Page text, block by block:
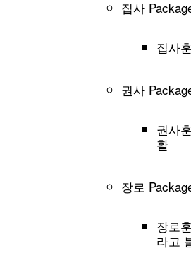
집사
집사
권사
권사
활
장로
장로
라고